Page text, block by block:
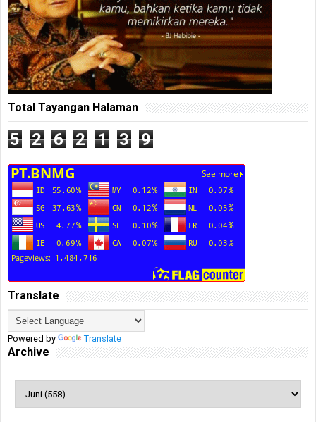
Total Tayangan Halaman
5 2 6 2 1 3 9
Translate
Powered by Translate
Archive